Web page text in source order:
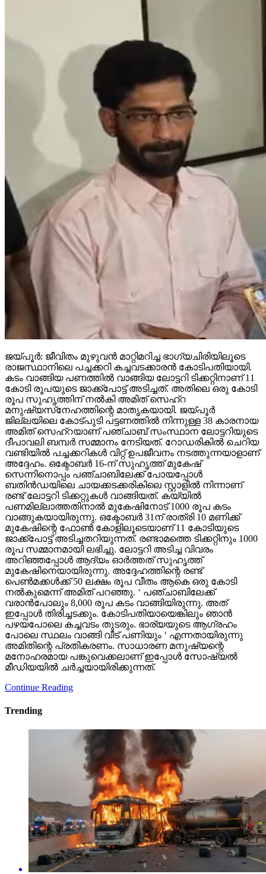
ജയ്പൂര്‍: ജീവിതം മുഴുവന്‍ മാറ്റിമറിച്ച ഭാഗ്യചിരിയിലൂടെ
രാജസ്ഥാനിലെ പച്ചക്കറി കച്ചവടക്കാരന്‍ കോടിപതിയായി.
കടം വാങ്ങിയ പണത്തില്‍ വാങ്ങിയ ലോട്ടറി ടിക്കറ്റിനാണ് 11
കോടി രൂപയുടെ ജാക്ക്‌പോട്ട് അടിച്ചത്. അതിലെ ഒരു കോടി
രൂപ സുഹൃത്തിന് നല്‍കി അമിത് സെഹ്‌റ
മനുഷ്യസ്‌നേഹത്തിന്റെ മാതൃകയായി. ജയ്പൂര്‍
ജില്ലയിലെ കോട്പുടി പട്ടണത്തില്‍ നിന്നുള്ള 38 കാരനായ
അമിത് സെഹ്‌റയാണ് പഞ്ചാബ് സംസ്ഥാന ലോട്ടറിയുടെ
ദീപാവലി ബമ്പര്‍ സമ്മാനം നേടിയത്. റോഡരികില്‍ ചെറിയ
വണ്ടിയില്‍ പച്ചക്കറികള്‍ വിറ്റ് ഉപജീവനം നടത്തുന്നയാളാണ്
അദ്ദേഹം. ഒക്ടോബര്‍ 16-ന് സുഹൃത്ത് മുകേഷ്
സെന്നിനൊപ്പം പഞ്ചാബിലേക്ക് പോയപ്പോള്‍
ബതിന്‍ഡയിലെ ചായക്കടക്കരികിലെ സ്റ്റാളില്‍ നിന്നാണ്
രണ്ട് ലോട്ടറി ടിക്കറ്റുകള്‍ വാങ്ങിയത്. കയ്യില്‍
പണമില്ലാത്തതിനാല്‍ മുകേഷിനോട് 1000 രൂപ കടം
വാങ്ങുകയായിരുന്നു. ഒക്ടോബര്‍ 31ന് രാത്രി 10 മണിക്ക്
മുകേഷിന്റെ ഫോണ്‍ കോളിലൂടെയാണ് 11 കോടിയുടെ
ജാക്ക്‌പോട്ട് അടിച്ചതറിയുന്നത്. രണ്ടാമത്തെ ടിക്കറ്റിനും 1000
രൂപ സമ്മാനമായി ലഭിച്ചു. ലോട്ടറി അടിച്ച വിവരം
അറിഞ്ഞപ്പോള്‍ ആദ്യം ഓര്‍ത്തത് സുഹൃത്ത്
മുകേഷിനെയായിരുന്നു. അദ്ദേഹത്തിന്റെ രണ്ട്
പെണ്‍മക്കള്‍ക്ക് 50 ലക്ഷം രൂപ വീതം ആകെ ഒരു കോടി
നല്‍കുമെന്ന് അമിത് പറഞ്ഞു. ‘ പഞ്ചാബിലേക്ക്
വരാന്‍പോലും 8,000 രൂപ കടം വാങ്ങിയിരുന്നു. അത്
ഇപ്പോള്‍ തിരിച്ചടക്കും. കോടിപതിയായെങ്കിലും ഞാന്‍
പഴയപോലെ കച്ചവടം തുടരും. ഭാര്യയുടെ ആഗ്രഹം
പോലെ സ്ഥലം വാങ്ങി വീട് പണിയും ‘ എന്നതായിരുന്നു
അമിതിന്റെ പ്രതികരണം. സാധാരണ മനുഷ്യന്റെ
മനോഹരമായ പങ്കുവെക്കലാണ് ഇപ്പോള്‍ സോഷ്യല്‍
മീഡിയയില്‍ ചര്‍ച്ചയായിരിക്കുന്നത്.
Continue Reading
Trending